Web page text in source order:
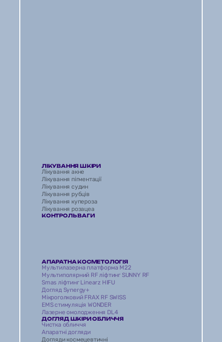
ЛІКУВАННЯ ШКІРИ
Лікування акне
Лікування пігментації
Лікування судин
Лікування рубців
Лікування купероза
Лікування розацеа
КОНТРОЛЬ ВАГИ
АПАРАТНА КОСМЕТОЛОГІЯ
Мультилазерна платформа M22
Мультиполярний RF ліфтинг SUNNY RF
Smas ліфтинг Linearz HIFU
Догляд Synergy+
Мікроголковий FRAX RF SWISS
EMS стимуляція WONDER
Лазерне омолодження DL4
ДОГЛЯД ШКІРИ ОБЛИЧЧЯ
Чистка обличчя
Апаратні догляди
Догляди космецевтичні